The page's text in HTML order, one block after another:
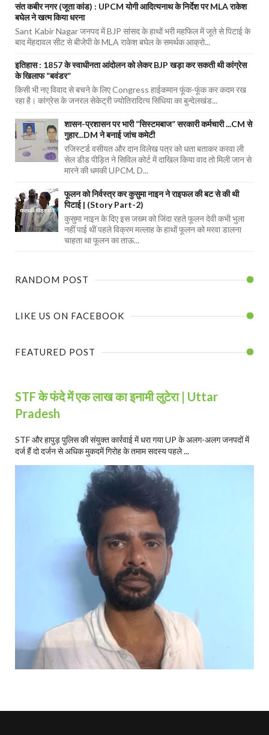
संत कबीर नगर (जूता कांड) : UPCM योगी आदित्यनाथ के निर्देश पर MLA राकेश
बघेल ने खत्म किया धरना
Sant Kabir Nagar जनपद में BJP सांसद के हाथों भरी महफिल में जूते से पिटाई के
बाद मेंहदावल सीट से बीजेपी के MLA राकेश बघेल के समर्थक आक्रो...
इतिहास : 1857 के स्वाधीनता आंदोलन को लेकर BJP खड़ा कर सकती थी कांग्रेस
के खिलाफ “बवंडर”
किसी भी नए विवाद से बचने के लिए Congress हाईकमान फूंक-फूंक कर कदम रख
रहा है। कांग्रेस के जनरल सेकेट्री ज्योतिरादित्य सिंधिया का बुन्देलखंड...
शासन-प्रशासन पर भारी “सिस्टमबाज” सरकारी कर्मचारी ...CM से
गुहार...DM ने बनाई जांच कमेटी
रजिस्टर्ड वसीयत और दान विलेख पत्र को धता बताकर करवा ली
सेल डीड पीड़ित ने सिविल कोर्ट में दाखिल किया वाद तो मिली जान से
मारने की धमकी UPCM, D...
फूलन को निर्वस्त्र कर कुसुमा नाइन ने राइफल की बट से की थी
पिटाई | (Story Part-2)
कुसुमा नाइन के दिए इस जख्म को जिंदा रहते फूलन देवी कभी भुला
नहीं पाई थीं पहले विक्रम मल्लाह के हाथों फूलन को मरवा डालना
चाहता था फूलन का ताऊ...
RANDOM POST
LIKE US ON FACEBOOK
FEATURED POST
STF के फंदे में एक लाख का इनामी लुटेरा | Uttar
Pradesh
STF और हापुड़ पुलिस की संयुक्त कार्रवाई में धरा गया UP के अलग-अलग जनपदों में
दर्ज हैं दो दर्जन से अधिक मुकदमें गिरोह के तमाम सदस्य पहले ...